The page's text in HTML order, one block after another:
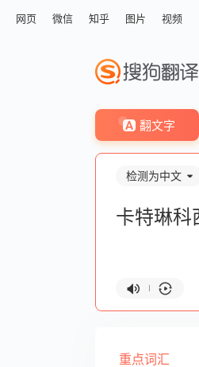
网页 微信 知乎 图片 视频
翻文字
检测为中文
重点词汇